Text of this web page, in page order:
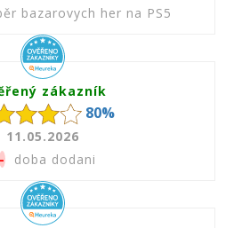
bazarovych her na PS5
zákazník
80%
11.05.2026
-doba dodani